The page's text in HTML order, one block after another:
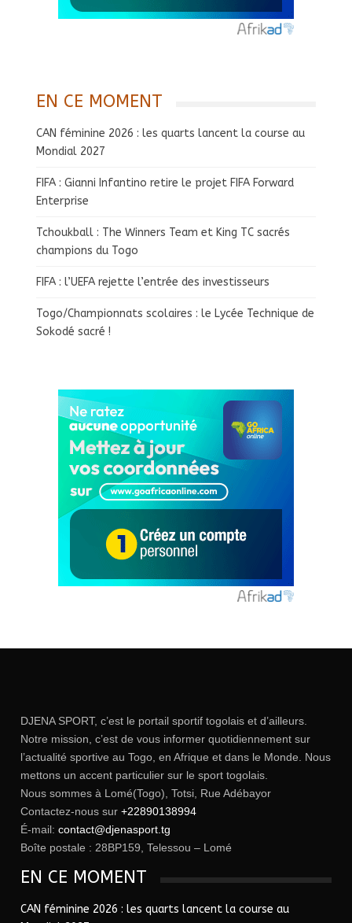
EN CE MOMENT
CAN féminine 2026 : les quarts lancent la course au
Mondial 2027
FIFA : Gianni Infantino retire le projet FIFA Forward
Enterprise
Tchoukball : The Winners Team et King TC sacrés
champions du Togo
FIFA : l’UEFA rejette l’entrée des investisseurs
Togo/Championnats scolaires : le Lycée Technique de
Sokodé sacré !
DJENA SPORT, c’est le portail sportif togolais et d’ailleurs.
Notre mission, c’est de vous informer quotidiennement sur
l’actualité sportive au Togo, en Afrique et dans le Monde. Nous
mettons un accent particulier sur le sport togolais.
Nous sommes à Lomé(Togo), Totsi, Rue Adébayor
Contactez-nous sur +22890138994
É-mail: contact@djenasport.tg
Boîte postale : 28BP159, Telessou – Lomé
EN CE MOMENT
CAN féminine 2026 : les quarts lancent la course au